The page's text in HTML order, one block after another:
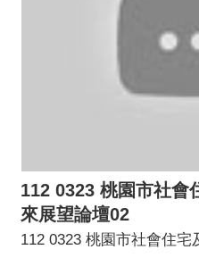
112 0323 桃園市社會
來展望論壇02
112 0323 桃園市社會住